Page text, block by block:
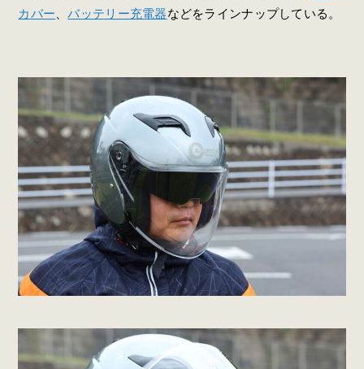
カバー 、バッテリー充電器などをラインナップしている。